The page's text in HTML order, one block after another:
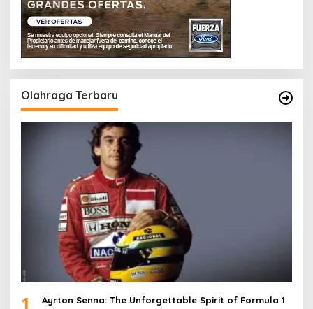
Olahraga Terbaru
1 Ayrton Senna: The Unforgettable Spirit of Formula 1